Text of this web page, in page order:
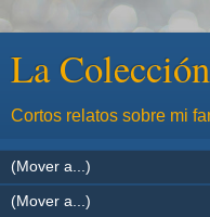
La
Cortos relatos sobre mi